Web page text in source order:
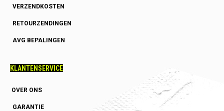
VERZENDKOSTEN
RETOURZENDINGEN
AVG BEPALINGEN
KLANTENSERVICE
OVER ONS
GARANTIE